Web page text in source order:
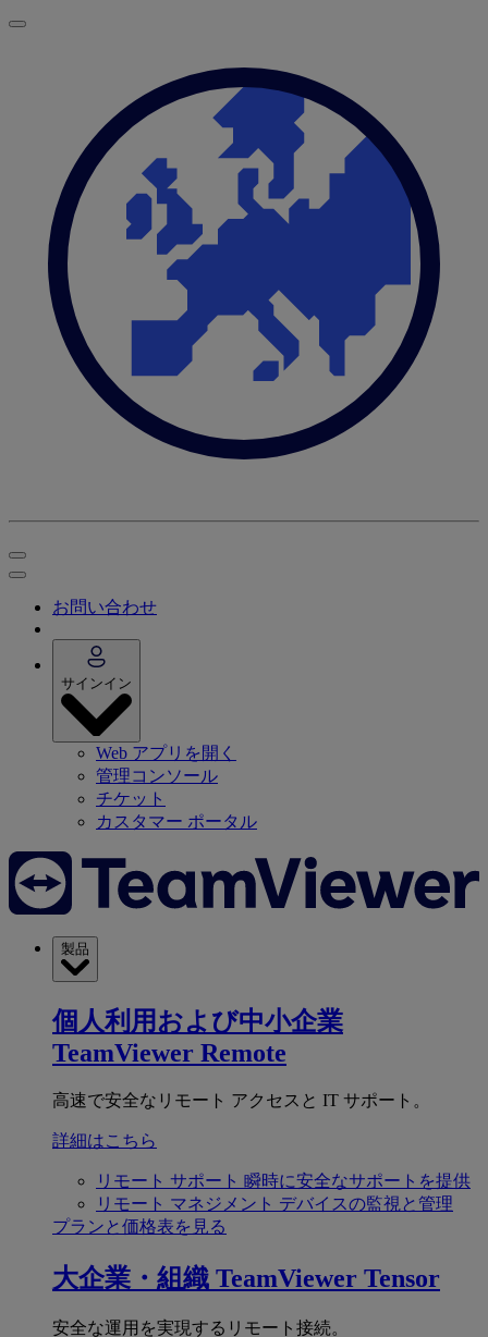
お問い合わせ
サインイン
Web アプリを開く
管理コンソール
チケット
カスタマー ポータル
製品
個人利用および中小企業
TeamViewer Remote
高速で安全なリモート アクセスと IT サポート。
詳細はこちら
リモート サポート 瞬時に安全なサポートを提供
リモート マネジメント デバイスの監視と管理
プランと価格表を見る
大企業・組織 TeamViewer Tensor
安全な運用を実現するリモート接続。